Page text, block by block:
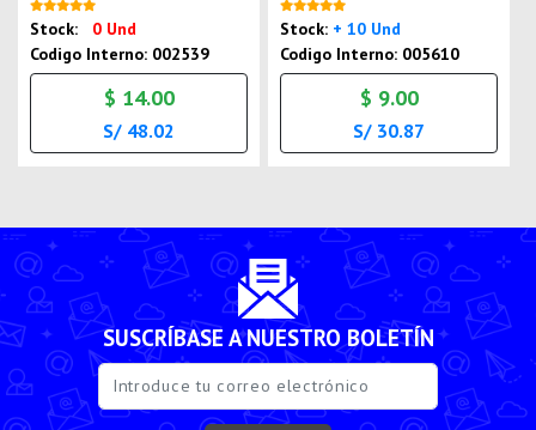
Stock:
0 Und
Codigo Interno: 002539
$ 14.00
S/ 48.02
Stock: + 10 Und
Codigo Interno: 005610
$ 9.00
S/ 30.87
SUSCRÍBASE A NUESTRO BOLETÍN